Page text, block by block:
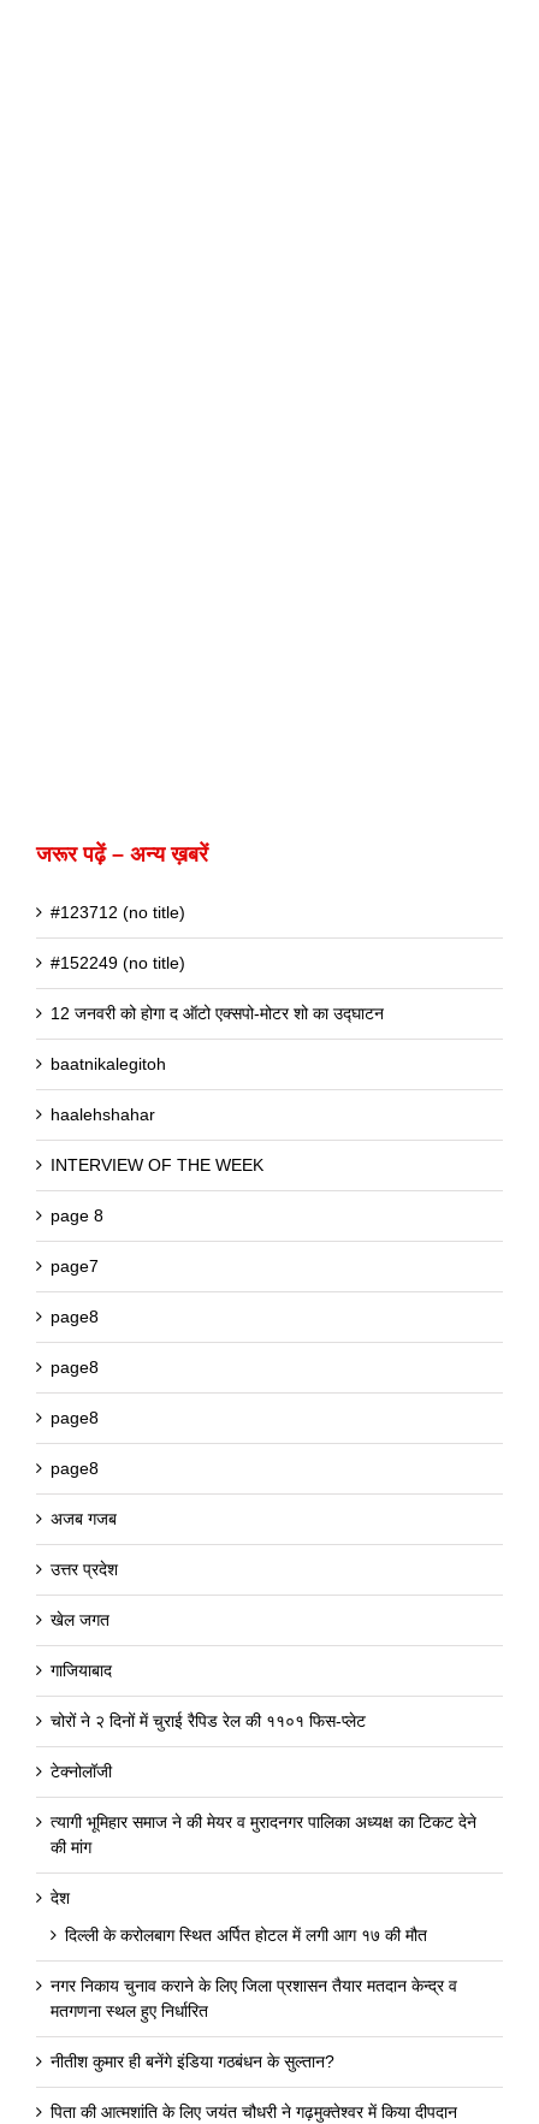
जरूर पढ़ें – अन्य ख़बरें
#123712 (no title)
#152249 (no title)
12 जनवरी को होगा द ऑटो एक्सपो-मोटर शो का उद्घाटन
baatnikalegitoh
haalehshahar
INTERVIEW OF THE WEEK
page 8
page7
page8
page8
page8
page8
अजब गजब
उत्तर प्रदेश
खेल जगत
गाजियाबाद
चोरों ने २ दिनों में चुराई रैपिड रेल की ११०१ फिस-प्लेट
टेक्नोलॉजी
त्यागी भूमिहार समाज ने की मेयर व मुरादनगर पालिका अध्यक्ष का टिकट देने
की मांग
देश
दिल्ली के करोलबाग स्थित अर्पित होटल में लगी आग १७ की मौत
नगर निकाय चुनाव कराने के लिए जिला प्रशासन तैयार मतदान केन्द्र व
मतगणना स्थल हुए निर्धारित
नीतीश कुमार ही बनेंगे इंडिया गठबंधन के सुल्तान?
पिता की आत्मशांति के लिए जयंत चौधरी ने गढ़मुक्तेश्वर में किया दीपदान